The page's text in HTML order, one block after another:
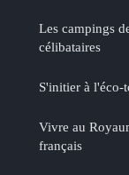
Les campings
célibataires
S'initier à l'éco-
Vivre au
français